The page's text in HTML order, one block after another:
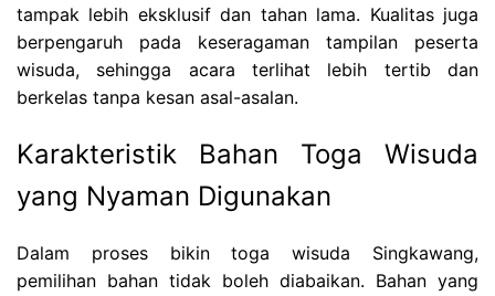
tampak lebih eksklusif dan tahan lama. Kualitas juga
berpengaruh pada keseragaman tampilan peserta
wisuda, sehingga acara terlihat lebih tertib dan
berkelas tanpa kesan asal-asalan.
Karakteristik Bahan Toga Wisuda
yang Nyaman Digunakan
Dalam proses bikin toga wisuda Singkawang,
pemilihan bahan tidak boleh diabaikan. Bahan yang